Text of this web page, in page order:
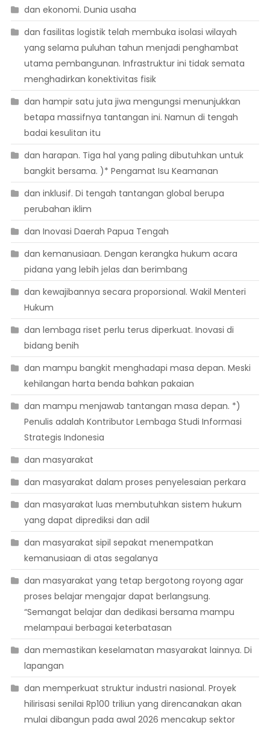
dan ekonomi. Dunia usaha
dan fasilitas logistik telah membuka isolasi wilayah
yang selama puluhan tahun menjadi penghambat
utama pembangunan. Infrastruktur ini tidak semata
menghadirkan konektivitas fisik
dan hampir satu juta jiwa mengungsi menunjukkan
betapa massifnya tantangan ini. Namun di tengah
badai kesulitan itu
dan harapan. Tiga hal yang paling dibutuhkan untuk
bangkit bersama. )* Pengamat Isu Keamanan
dan inklusif. Di tengah tantangan global berupa
perubahan iklim
dan Inovasi Daerah Papua Tengah
dan kemanusiaan. Dengan kerangka hukum acara
pidana yang lebih jelas dan berimbang
dan kewajibannya secara proporsional. Wakil Menteri
Hukum
dan lembaga riset perlu terus diperkuat. Inovasi di
bidang benih
dan mampu bangkit menghadapi masa depan. Meski
kehilangan harta benda bahkan pakaian
dan mampu menjawab tantangan masa depan. *)
Penulis adalah Kontributor Lembaga Studi Informasi
Strategis Indonesia
dan masyarakat
dan masyarakat dalam proses penyelesaian perkara
dan masyarakat luas membutuhkan sistem hukum
yang dapat diprediksi dan adil
dan masyarakat sipil sepakat menempatkan
kemanusiaan di atas segalanya
dan masyarakat yang tetap bergotong royong agar
proses belajar mengajar dapat berlangsung.
“Semangat belajar dan dedikasi bersama mampu
melampaui berbagai keterbatasan
dan memastikan keselamatan masyarakat lainnya. Di
lapangan
dan memperkuat struktur industri nasional. Proyek
hilirisasi senilai Rp100 triliun yang direncanakan akan
mulai dibangun pada awal 2026 mencakup sektor